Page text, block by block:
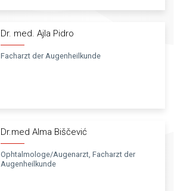
Dr. med. Ajla Pidro
Facharzt der Augenheilkunde
Dr.med Alma Biščević
Ophtalmologe/Augenarzt, Facharzt der
Augenheilkunde